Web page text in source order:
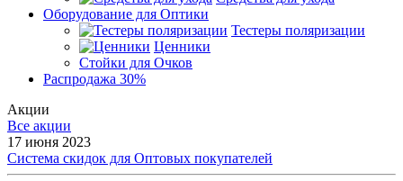
Оборудование для Оптики
Тестеры поляризации
Ценники
Стойки для Очков
Распродажа 30%
Акции
Все акции
17 июня 2023
Система скидок для Оптовых покупателей